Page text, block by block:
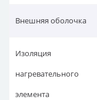
Внешняя оболочка
Изоляция
нагревательного
элемента